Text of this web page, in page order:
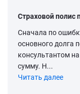
Страховой полис
Сначала по
основного долга
консультантом
сумму. Н...
Читать далее